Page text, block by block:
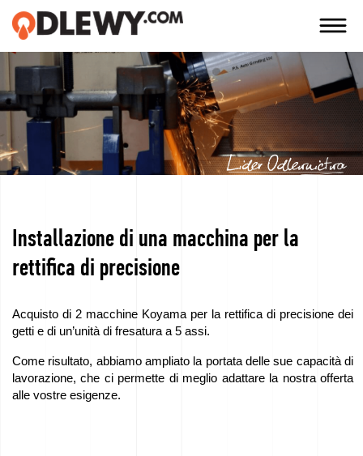
TECHNOLOGIA
-
TRADYCJA
-
JAKOŚĆ
Azienda
Tecnologie
I
prodotti
Installazione di una macchina per la
rettifica di precisione
Acquisto di 2 macchine Koyama per la rettifica di precisione dei
getti e di un’unità di fresatura a 5 assi.
Come risultato, abbiamo ampliato la portata delle sue capacità di
lavorazione, che ci permette di meglio adattare la nostra offerta
alle vostre esigenze.